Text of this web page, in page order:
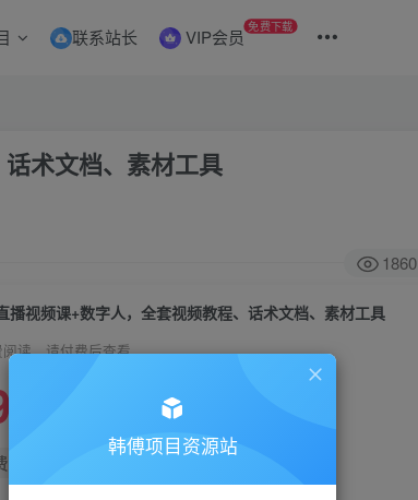
联系站长 VIP会员 免费下载
术文档、素材工具
1860
播视频课+数字人，全套​视频教程、话术文档、素材工具
读，请付费后查看
韩傅项目资源站